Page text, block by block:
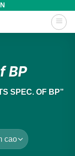
BP
SPEC. OF BP”